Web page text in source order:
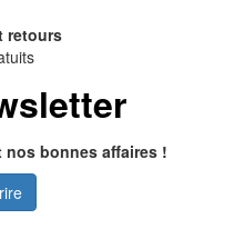
retours
bonnes affaires !